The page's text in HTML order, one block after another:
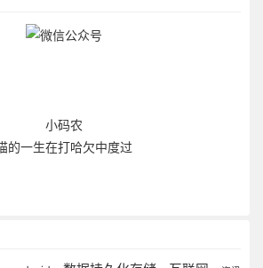
小码农
的一生在打哈欠中度过